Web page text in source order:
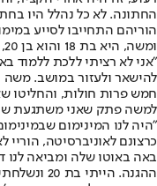
החתונה. לא כל נהלל היו
הוריהם התחייבו לסייע
ומשה, היא בת 18 והוא בן 20, לחייהם החדשים במושב.
"אני לא רציתי ללכת ללמוד
להישאר ולעזור במושב. משה
חמש פרות חולות, והחליטו
למשה פתק שאני משתגעת
"היה לנו המינימום
כרצונם לאוניברסיטה,
באה באוטו שלה ומביאה לנו
ההגנה.